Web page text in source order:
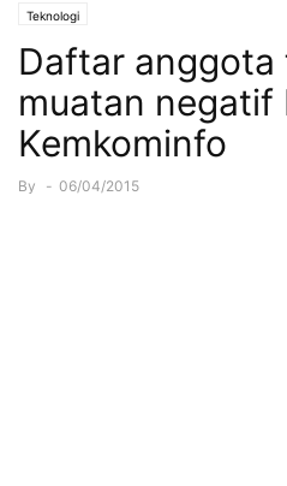
Teknologi
Daftar anggota
muatan negatif
Kemkominfo
By - 06/04/2015